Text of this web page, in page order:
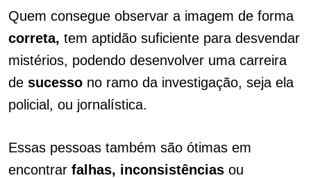
Quem consegue observar a imagem de forma
correta, tem aptidão suficiente para desvendar
mistérios, podendo desenvolver uma carreira
de sucesso no ramo da investigação, seja ela
policial, ou jornalística.
Essas pessoas também são ótimas em
encontrar falhas, inconsistências ou